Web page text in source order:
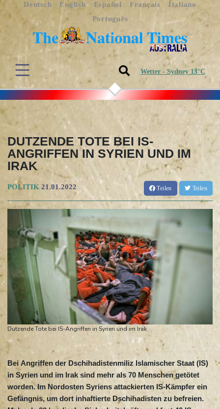
Deutsch English Español Français
Italiano
Português
Wetter - Sydney 13°C
DUTZENDE TOTE BEI IS-
ANGRIFFEN IN SYRIEN UND IM
IRAK
POLITIK 21.01.2022 Teilen Teilen
Dutzende Tote bei IS-Angriffen in Syrien und im Irak
Bei Angriffen der Dschihadistenmiliz Islamischer Staat (IS)
in Syrien und im Irak sind mehr als 70 Menschen getötet
worden. Im Nordosten Syriens attackierten IS-Kämpfer ein
Gefängnis, um dort inhaftierte Dschihadisten zu befreien.